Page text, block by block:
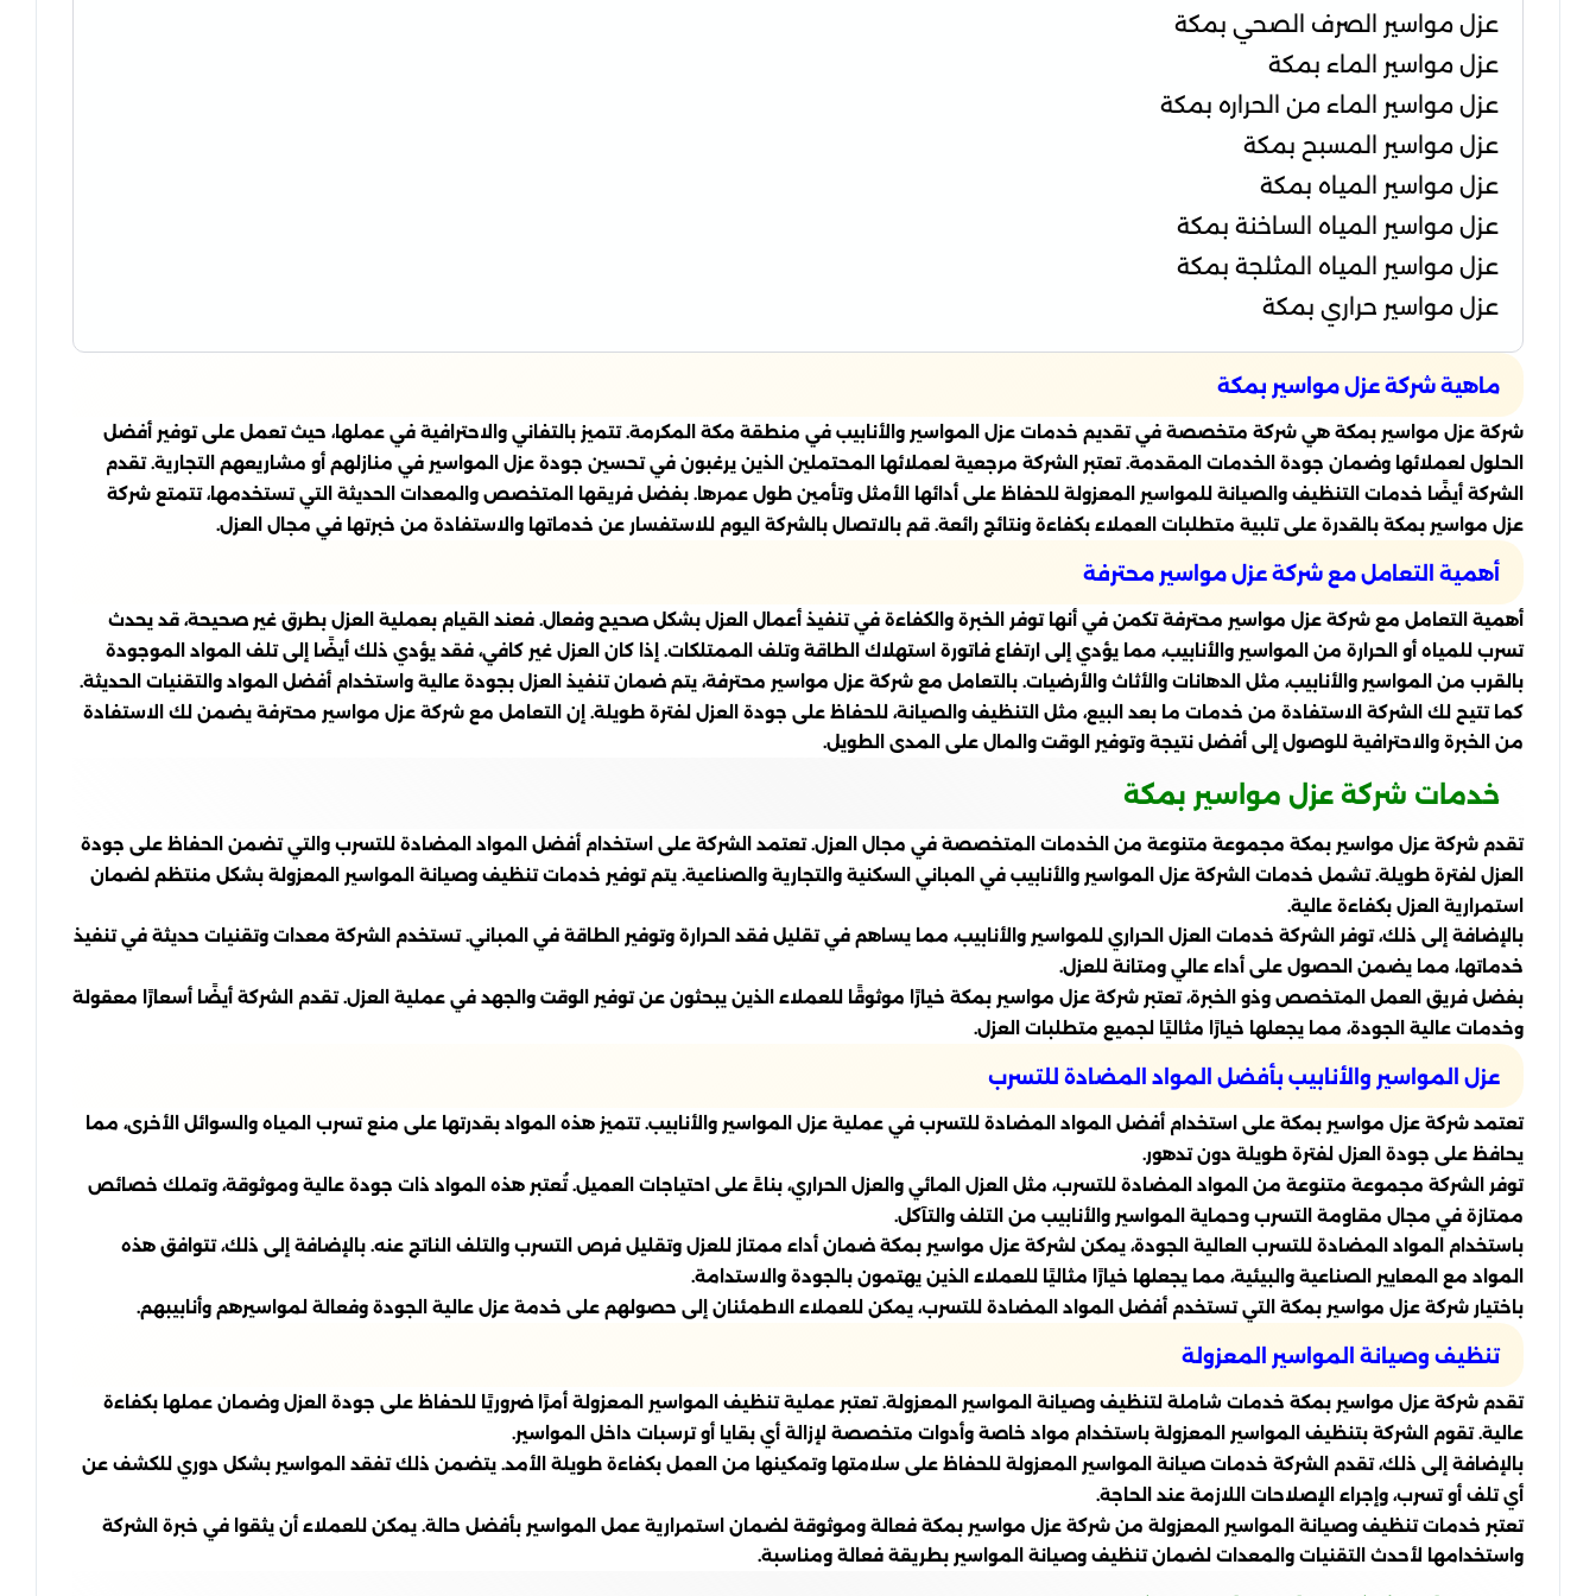
عزل مواسير الصرف الصحي بمكة
عزل مواسير الماء بمكة
عزل مواسير الماء من الحراره بمكة
عزل مواسير المسبح بمكة
عزل مواسير المياه بمكة
عزل مواسير المياه الساخنة بمكة
عزل مواسير المياه المثلجة بمكة
عزل مواسير حراري بمكة
ماهية شركة عزل مواسير بمكة
شركة عزل مواسير بمكة هي شركة متخصصة في تقديم خدمات عزل المواسير والأنابيب في منطقة مكة المكرمة. تتميز بالتفاني والاحترافية في عملها، حيث تعمل على توفير أفضل
الحلول لعملائها وضمان جودة الخدمات المقدمة. تعتبر الشركة مرجعية لعملائها المحتملين الذين يرغبون في تحسين جودة عزل المواسير في منازلهم أو مشاريعهم التجارية. تقدم
الشركة أيضًا خدمات التنظيف والصيانة للمواسير المعزولة للحفاظ على أدائها الأمثل وتأمين طول عمرها. بفضل فريقها المتخصص والمعدات الحديثة التي تستخدمها، تتمتع شركة
عزل مواسير بمكة بالقدرة على تلبية متطلبات العملاء بكفاءة ونتائج رائعة. قم بالاتصال بالشركة اليوم للاستفسار عن خدماتها والاستفادة من خبرتها في مجال العزل.
أهمية التعامل مع شركة عزل مواسير محترفة
أهمية التعامل مع شركة عزل مواسير محترفة تكمن في أنها توفر الخبرة والكفاءة في تنفيذ أعمال العزل بشكل صحيح وفعال. فعند القيام بعملية العزل بطرق غير صحيحة، قد يحدث
تسرب للمياه أو الحرارة من المواسير والأنابيب، مما يؤدي إلى ارتفاع فاتورة استهلاك الطاقة وتلف الممتلكات. إذا كان العزل غير كافي، فقد يؤدي ذلك أيضًا إلى تلف المواد الموجودة
بالقرب من المواسير والأنابيب، مثل الدهانات والأثاث والأرضيات. بالتعامل مع شركة عزل مواسير محترفة، يتم ضمان تنفيذ العزل بجودة عالية واستخدام أفضل المواد والتقنيات الحديثة.
كما تتيح لك الشركة الاستفادة من خدمات ما بعد البيع، مثل التنظيف والصيانة، للحفاظ على جودة العزل لفترة طويلة. إن التعامل مع شركة عزل مواسير محترفة يضمن لك الاستفادة
من الخبرة والاحترافية للوصول إلى أفضل نتيجة وتوفير الوقت والمال على المدى الطويل.
خدمات شركة عزل مواسير بمكة
تقدم شركة عزل مواسير بمكة مجموعة متنوعة من الخدمات المتخصصة في مجال العزل. تعتمد الشركة على استخدام أفضل المواد المضادة للتسرب والتي تضمن الحفاظ على جودة
العزل لفترة طويلة. تشمل خدمات الشركة عزل المواسير والأنابيب في المباني السكنية والتجارية والصناعية. يتم توفير خدمات تنظيف وصيانة المواسير المعزولة بشكل منتظم لضمان
استمرارية العزل بكفاءة عالية.
بالإضافة إلى ذلك، توفر الشركة خدمات العزل الحراري للمواسير والأنابيب، مما يساهم في تقليل فقد الحرارة وتوفير الطاقة في المباني. تستخدم الشركة معدات وتقنيات حديثة في تنفيذ
خدماتها، مما يضمن الحصول على أداء عالي ومتانة للعزل.
بفضل فريق العمل المتخصص وذو الخبرة، تعتبر شركة عزل مواسير بمكة خيارًا موثوقًا للعملاء الذين يبحثون عن توفير الوقت والجهد في عملية العزل. تقدم الشركة أيضًا أسعارًا معقولة
وخدمات عالية الجودة، مما يجعلها خيارًا مثاليًا لجميع متطلبات العزل.
عزل المواسير والأنابيب بأفضل المواد المضادة للتسرب
تعتمد شركة عزل مواسير بمكة على استخدام أفضل المواد المضادة للتسرب في عملية عزل المواسير والأنابيب. تتميز هذه المواد بقدرتها على منع تسرب المياه والسوائل الأخرى، مما
يحافظ على جودة العزل لفترة طويلة دون تدهور.
توفر الشركة مجموعة متنوعة من المواد المضادة للتسرب، مثل العزل المائي والعزل الحراري، بناءً على احتياجات العميل. تُعتبر هذه المواد ذات جودة عالية وموثوقة، وتملك خصائص
ممتازة في مجال مقاومة التسرب وحماية المواسير والأنابيب من التلف والتآكل.
باستخدام المواد المضادة للتسرب العالية الجودة، يمكن لشركة عزل مواسير بمكة ضمان أداء ممتاز للعزل وتقليل فرص التسرب والتلف الناتج عنه. بالإضافة إلى ذلك، تتوافق هذه
المواد مع المعايير الصناعية والبيئية، مما يجعلها خيارًا مثاليًا للعملاء الذين يهتمون بالجودة والاستدامة.
باختيار شركة عزل مواسير بمكة التي تستخدم أفضل المواد المضادة للتسرب، يمكن للعملاء الاطمئنان إلى حصولهم على خدمة عزل عالية الجودة وفعالة لمواسيرهم وأنابيبهم.
تنظيف وصيانة المواسير المعزولة
تقدم شركة عزل مواسير بمكة خدمات شاملة لتنظيف وصيانة المواسير المعزولة. تعتبر عملية تنظيف المواسير المعزولة أمرًا ضروريًا للحفاظ على جودة العزل وضمان عملها بكفاءة
عالية. تقوم الشركة بتنظيف المواسير المعزولة باستخدام مواد خاصة وأدوات متخصصة لإزالة أي بقايا أو ترسبات داخل المواسير.
بالإضافة إلى ذلك، تقدم الشركة خدمات صيانة المواسير المعزولة للحفاظ على سلامتها وتمكينها من العمل بكفاءة طويلة الأمد. يتضمن ذلك تفقد المواسير بشكل دوري للكشف عن
أي تلف أو تسرب، وإجراء الإصلاحات اللازمة عند الحاجة.
تعتبر خدمات تنظيف وصيانة المواسير المعزولة من شركة عزل مواسير بمكة فعالة وموثوقة لضمان استمرارية عمل المواسير بأفضل حالة. يمكن للعملاء أن يثقوا في خبرة الشركة
واستخدامها لأحدث التقنيات والمعدات لضمان تنظيف وصيانة المواسير بطريقة فعالة ومناسبة.